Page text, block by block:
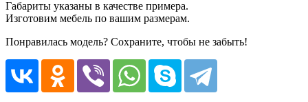
Габариты указаны в качестве примера.
Изготовим мебель по вашим размерам.
Понравилась модель? Сохраните, чтобы не забыть!